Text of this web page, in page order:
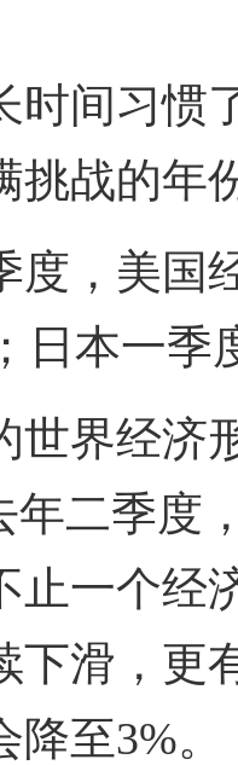
时间习惯
挑战的年
度，美国
日本一季
世界经济
年二季度
止一个经
下滑，更
至3%。